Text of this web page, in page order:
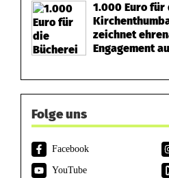
1.000 Euro für
zeichnet
Engagement
Folge uns
Facebook
YouTube